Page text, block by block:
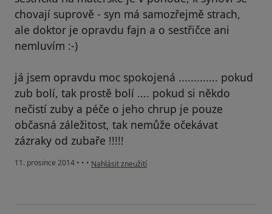
chovají suprově - syn má samozřejmě strach,
ale doktor je opravdu fajn a o sestřičce ani
nemluvím :-)
já jsem opravdu moc spokojená ............. pokud
zub bolí, tak prostě bolí .... pokud si někdo
nečistí zuby a péče o jeho chrup je pouze
občasná záležitost, tak nemůže očekávat
zázraky od zubaře !!!!!
11. prosince 2014 • • • podle názoru uživatele Váš účet byl odstraněn
Nahlásit zneužití